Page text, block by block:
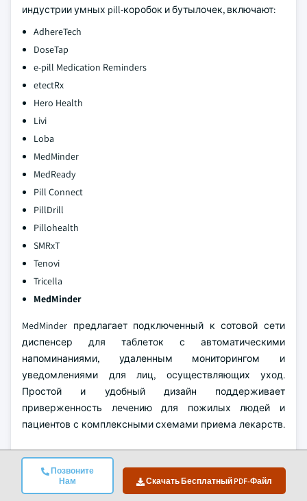
Позвоните
Нам
Скачать Бесплатный PDF-Файл
индустрии умных pill-коробок и бутылочек, включают:
AdhereTech
DoseTap
e-pill Medication Reminders
etectRx
Hero Health
Livi
Loba
MedMinder
MedReady
Pill Connect
PillDrill
Pillohealth
SMRxT
Tenovi
Tricella
MedMinder
MedMinder предлагает подключенный к сотовой сети
диспенсер для таблеток с автоматическими
напоминаниями, удаленным мониторингом и
уведомлениями для лиц, осуществляющих уход.
Простой и удобный дизайн поддерживает
приверженность лечению для пожилых людей и
пациентов с комплексными схемами приема лекарств.
AdhereTech
AdhereTech предоставляет умные pill-бутылочки с